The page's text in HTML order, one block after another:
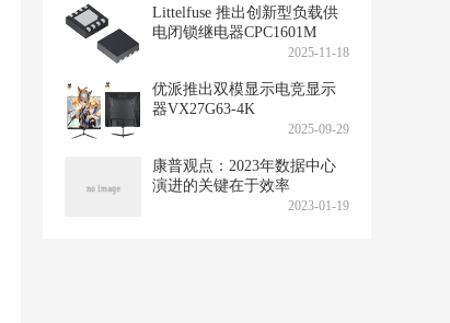
Littelfuse 推出创新型负载供
电闭锁继电器CPC1601M
2025-11-18
优派推出双模显示电竞显示
器VX27G63-4K
2025-09-29
康普观点：2023年数据中心
演进的关键在于效率
2023-01-19